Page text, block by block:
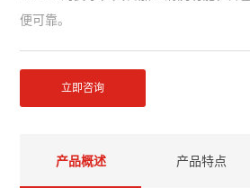
便可靠。
立即咨询
产品概述 产品特点